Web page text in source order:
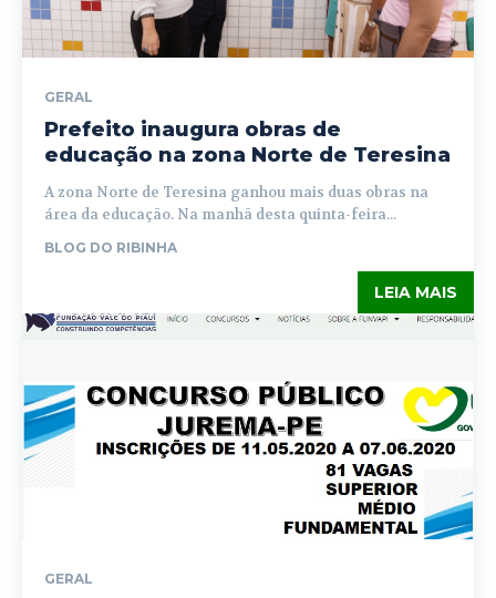
GERAL
Prefeito inaugura obras de
educação na zona Norte de Teresina
A zona Norte de Teresina ganhou mais duas obras na
área da educação. Na manhã desta quinta-feira...
BLOG DO RIBINHA
LEIA MAIS
GERAL